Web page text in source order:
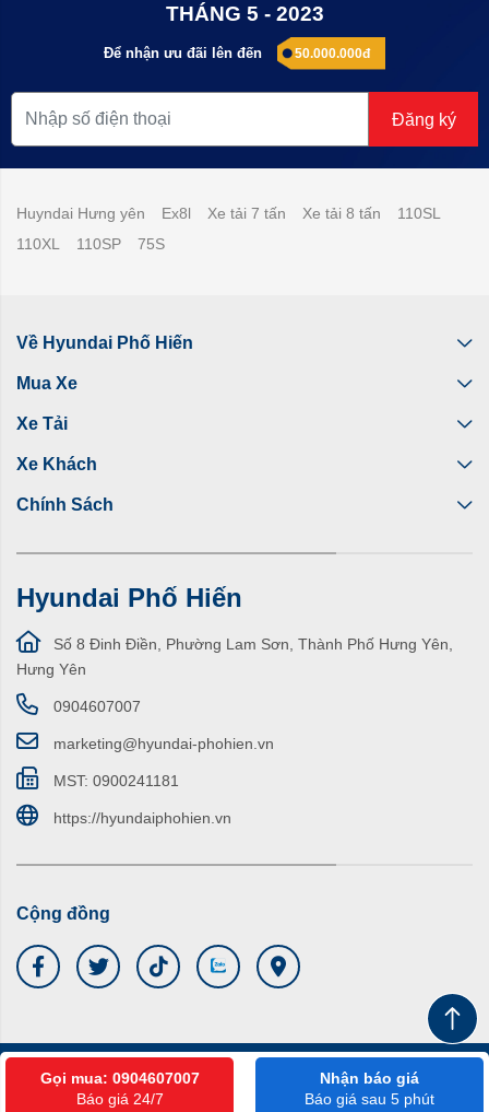
THÁNG 5 - 2023
Để nhận ưu đãi lên đến 50.000.000đ
Đăng ký
Huyndai Hưng yên Ex8l Xe tải 7 tấn Xe tải 8 tấn
110SL
110XL
110SP 75S
Về Hyundai Phố Hiến
Mua Xe
Xe Tải
Xe Khách
Chính Sách
Hyundai Phố Hiến
Số 8 Đinh Điền, Phường Lam Sơn, Thành Phố Hưng Yên,
Hưng Yên
0904607007
marketing@hyundai-phohien.vn
MST: 0900241181
https://hyundaiphohien.vn
Cộng đồng
© Bản quyền thuộc về CÔNG TY TNHH THƯƠNG MẠI VÀ DỊCH
Gọi mua: 0904607007
Báo giá 24/7
Nhận báo giá
Báo giá sau 5 phút